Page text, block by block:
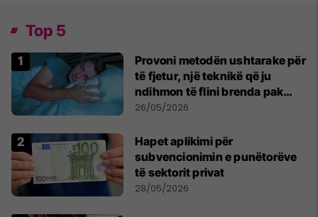
Top 5
Provoni metodën ushtarake për
të fjetur, një teknikë që ju
ndihmon të flini brenda pak
minutash
26/05/2026
Hapet aplikimi për
subvencionimin e punëtorëve
të sektorit privat
28/05/2026